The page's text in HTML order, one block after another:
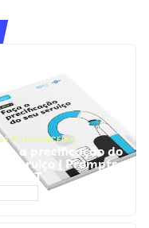
FINANCEIRA
a precificação do
serviço | Prompts